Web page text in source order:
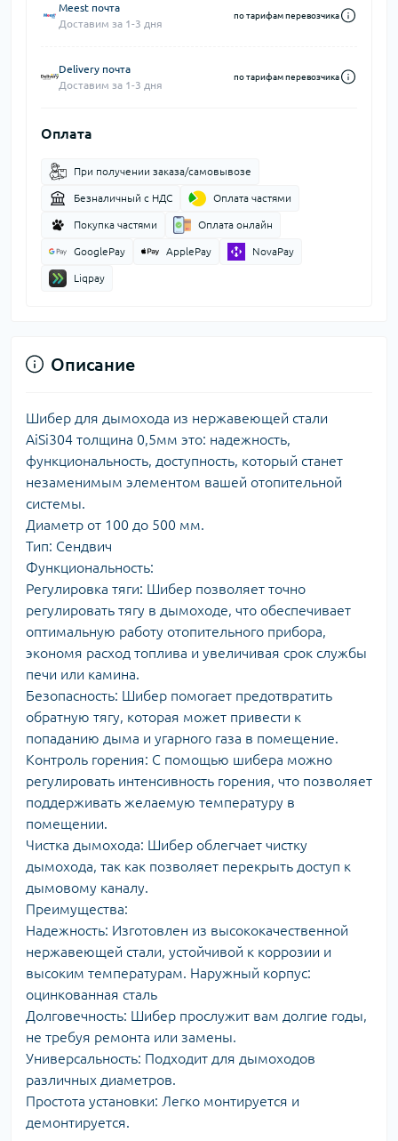
Meest почта
Доставим за 1-3 дня
по тарифам перевозчика
Delivery почта
Доставим за 1-3 дня
по тарифам перевозчика
Оплата
При получении заказа/самовывозе
Безналичный с НДС Оплата частями
Покупка частями Оплата онлайн
GooglePay ApplePay NovaPay
Liqpay
Описание
Шибер для дымохода из нержавеющей стали
AiSi304 толщина 0,5мм это: надежность,
функциональность, доступность, который станет
незаменимым элементом вашей отопительной
системы.
Диаметр от 100 до 500 мм.
Тип: Сендвич
Функциональность:
Регулировка тяги: Шибер позволяет точно
регулировать тягу в дымоходе, что обеспечивает
оптимальную работу отопительного прибора,
экономя расход топлива и увеличивая срок службы
печи или камина.
Безопасность: Шибер помогает предотвратить
обратную тягу, которая может привести к
попаданию дыма и угарного газа в помещение.
Контроль горения: С помощью шибера можно
регулировать интенсивность горения, что позволяет
поддерживать желаемую температуру в
помещении.
Чистка дымохода: Шибер облегчает чистку
дымохода, так как позволяет перекрыть доступ к
дымовому каналу.
Преимущества:
Надежность: Изготовлен из высококачественной
нержавеющей стали, устойчивой к коррозии и
высоким температурам. Наружный корпус:
оцинкованная сталь
Долговечность: Шибер прослужит вам долгие годы,
не требуя ремонта или замены.
Универсальность: Подходит для дымоходов
различных диаметров.
Простота установки: Легко монтируется и
демонтируется.